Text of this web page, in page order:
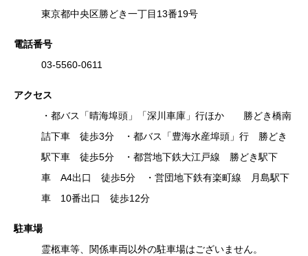
東京都中央区勝どき一丁目13番19号
電話番号
03-5560-0611
アクセス
・都バス「晴海埠頭」「深川車庫」行ほか 勝どき橋南
詰下車 徒歩3分 ・都バス「豊海水産埠頭」行 勝どき
駅下車 徒歩5分 ・都営地下鉄大江戸線 勝どき駅下
車 A4出口 徒歩5分 ・営団地下鉄有楽町線 月島駅下
車 10番出口 徒歩12分
駐車場
霊柩車等、関係車両以外の駐車場はございません。